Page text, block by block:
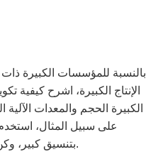
بالنسبة للمؤسسات الكبيرة
الإنتاج الكبيرة، اشرح كيفية
الكبيرة الحجم والمعدات
على سبيل المثال،
بتنسيق كبير، وكن مجهزًا بأنظمة تحميل وتفريغ آلية.